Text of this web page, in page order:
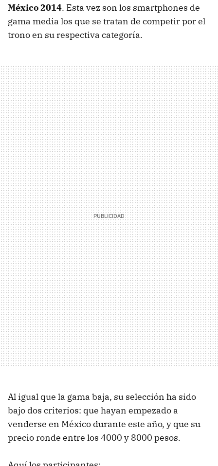
México 2014. Esta vez son los smartphones de
gama media los que se tratan de competir por el
trono en su respectiva categoría.
Al igual que la gama baja, su selección ha sido
bajo dos criterios: que hayan empezado a
venderse en México durante este año, y que su
precio ronde entre los 4000 y 8000 pesos.